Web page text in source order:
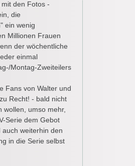
den Fotos -
die
ein wenig
Millionen Frauen
der wöchentliche
einmal
Montag-Zweiteilers
Fans von Walter und
Recht! - bald nicht
wollen, umso mehr,
Serie dem Gebot
weiterhin den
in die Serie selbst